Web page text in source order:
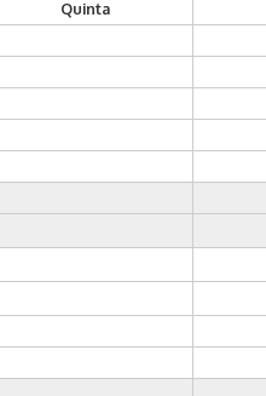
Quinta